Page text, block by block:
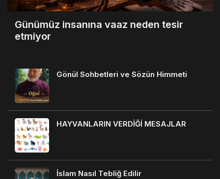
Günümüz insanına vaaz neden tesir
etmiyor
Gönül Sohbetleri ve Sözün Himmeti
HAYVANLARIN VERDİĞİ MESAJLAR
İslam Nasıl Tebliğ Edilir